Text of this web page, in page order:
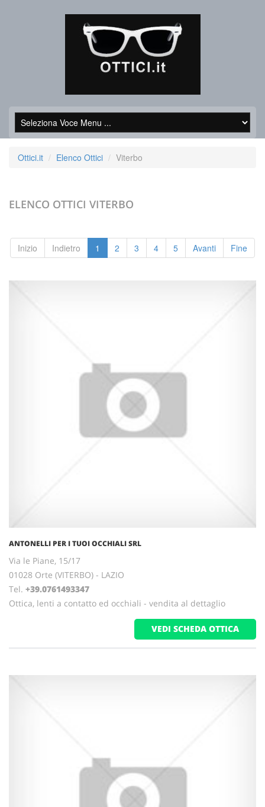
Ottici.it Elenco Ottici Viterbo
ELENCO OTTICI VITERBO
Inizio Indietro 1 2 3 4 5 Avanti Fine
ANTONELLI PER I TUOI OCCHIALI SRL
Via le Piane, 15/17
01028 Orte (VITERBO) - LAZIO
Tel. +39.0761493347
Ottica, lenti a contatto ed occhiali - vendita al dettaglio
VEDI SCHEDA OTTICA